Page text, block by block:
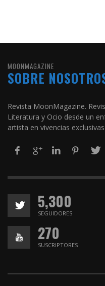
MOONMAGAZINE
SOBRE
Revista MoonMagazine.
Literatura y Ocio desde un
artista en vivencias
5,300
SEGUIDORES
270
SUSCRIPTORES